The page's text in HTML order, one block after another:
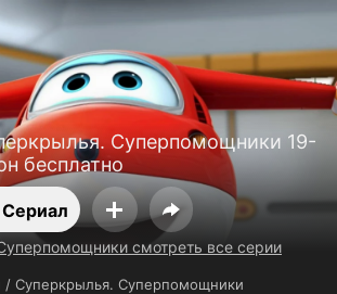
Суперпомощники 19-
бесплатно
смотреть все серии
/ Суперкрылья. Суперпомощники
соглашение
Для партнёров
Ввести промокод
Бесплатные каналы Контакты